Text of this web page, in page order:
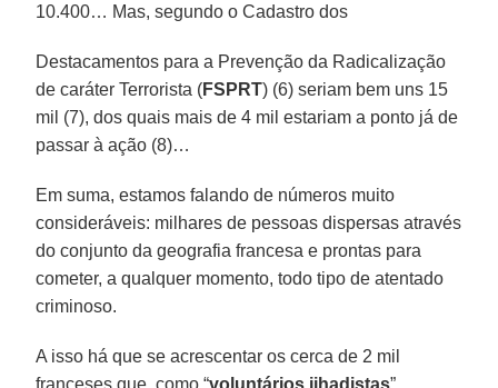
10.400… Mas, segundo o Cadastro dos
Destacamentos para a Prevenção da Radicalização
de caráter Terrorista (FSPRT) (6) seriam bem uns 15
mil (7), dos quais mais de 4 mil estariam a ponto já de
passar à ação (8)…
Em suma, estamos falando de números muito
consideráveis: milhares de pessoas dispersas através
do conjunto da geografia francesa e prontas para
cometer, a qualquer momento, todo tipo de atentado
criminoso.
A isso há que se acrescentar os cerca de 2 mil
franceses que, como “voluntários jihadistas”,